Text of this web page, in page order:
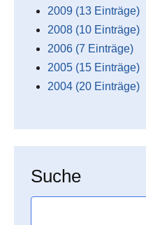
2009 (13 Einträge)
2008 (10 Einträge)
2006 (7 Einträge)
2005 (15 Einträge)
2004 (20 Einträge)
Suche